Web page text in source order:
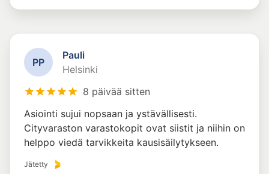
PP
Pauli
Helsinki
8 päivää sitten
Asiointi sujui nopsaan ja ystävällisesti.
Cityvaraston varastokopit ovat siistit ja niihin on
helppo viedä tarvikkeita kausisäilytykseen.
Jätetty